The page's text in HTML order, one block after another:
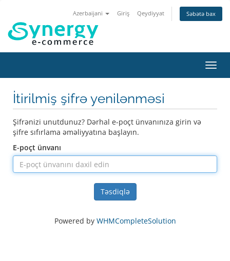
Azerbaijani Giriş Qeydiyyat Səbətə bax
keçid
İtirilmiş şifrə yenilənməsi
Şifrənizi unutdunuz? Dərhal e-poçt ünvanınıza girin və
şifre sıfırlama əməliyyatına başlayın.
E-poçt ünvanı
Təsdiqlə
Powered by WHMCompleteSolution